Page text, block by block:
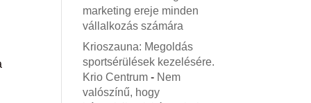
marketing ereje minden
vállalkozás számára
Krioszauna: Megoldás
sportsérülések kezelésére.
Krio Centrum - Nem
valószínű, hogy